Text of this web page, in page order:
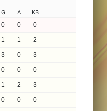
G A
KB
0 0 0
1 1 2
3 0 3
0 0 0
1 2 3
0 0 0